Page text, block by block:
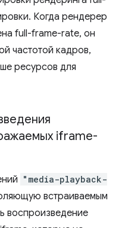
Когда рендерер
full-frame-rate, он
частотой кадров,
ресурсов для
iframe-
"media-playback-
встраиваемым
воспроизведение